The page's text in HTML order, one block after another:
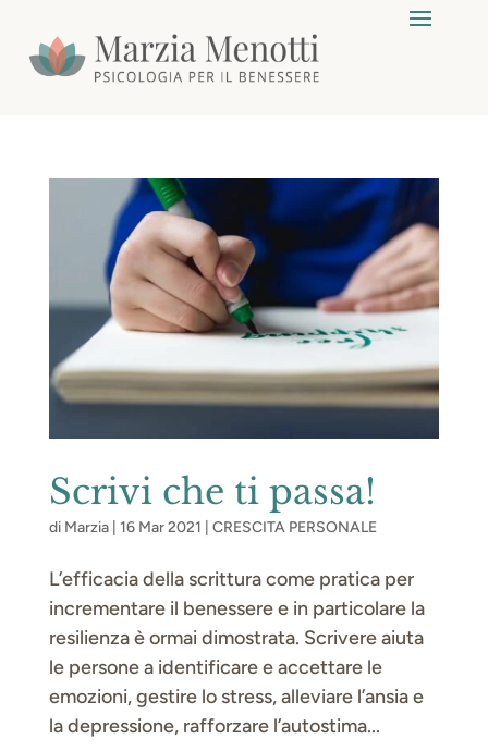
Scrivi che ti passa!
di Marzia| 16 Mar 2021 CRESCITA PERSONALE
L’efficacia della scrittura come pratica per
incrementare il benessere e in particolare la
resilienza è ormai dimostrata. Scrivere aiuta
le persone a identificare e accettare le
emozioni, gestire lo stress, alleviare l’ansia e
la depressione, rafforzare l’autostima...